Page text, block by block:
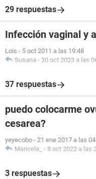
29 respuestas
Infección vaginal y
Lois - 5 oct 2011 a las 19:48
Susana - 30 oct 2023 a las
37 respuestas
puedo colocarme
cesarea?
yeyecobo - 21 ene 2017 a las
Maricela_
- 8 oct 2022 a las
3 respuestas